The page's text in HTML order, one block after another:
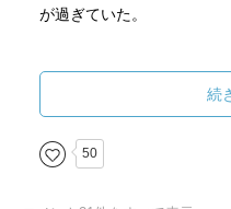
が過ぎていた。
一年ぶりの宿泊客として泊
夜毎 星の観察に出かける
晩、天体観測に連れて行
続
50